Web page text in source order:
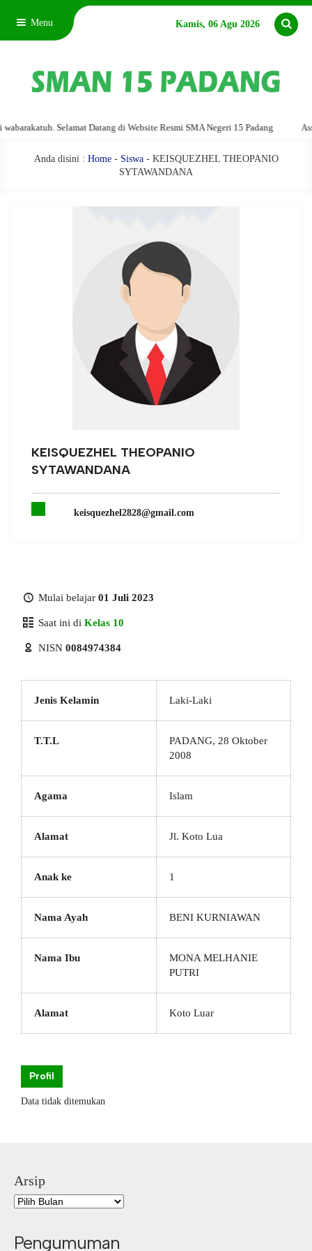
Menu Kamis, 06 Agu 2026
Selamat Datang di Website Resmi SMA Negeri 15 Padang
Anda disini : Home- Siswa- KEISQUEZHEL THEOPANIO
SYTAWANDANA
KEISQUEZHEL THEOPANIO
SYTAWANDANA
keisquezhel2828@gmail.com
Mulai belajar 01 Juli 2023
Saat ini di Kelas 10
NISN 0084974384
Jenis Kelamin Laki-Laki
T.T.L
PADANG, 28 Oktober
2008
Agama Islam
Alamat Jl. Koto Lua
Anak ke 1
Nama Ayah BENI KURNIAWAN
Nama Ibu
MONA MELHANIE
PUTRI
Alamat Koto Luar
Profil
Data tidak ditemukan
Arsip
Pengumuman